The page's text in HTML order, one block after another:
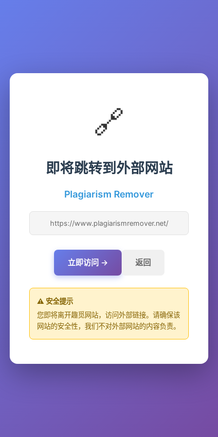
🔗
即将跳转到外部网站
Plagiarism Remover
https://www.plagiarismremover.net/
立即访问 → 返回
⚠️ 安全提示
您即将离开趣觅网站，访问外部链接。请确保该
网站的安全性，我们不对外部网站的内容负责。